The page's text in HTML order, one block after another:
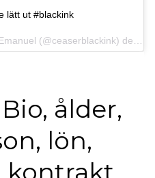
lätt ut #blackink
(@ceaserblackink) den 18 oktober 2019 klockan 8:00 PDT
ålder,
lön,
kontrakt,